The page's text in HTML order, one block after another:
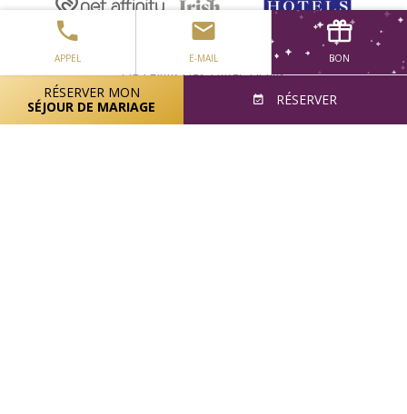
OBTENIR DES DIRECTIONS
AVIS SUR LES COOKIES
APPEL E-MAIL BON
RÉSERVER MON
SÉJOUR DE MARIAGE
RÉSERVER